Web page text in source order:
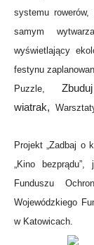
systemu
samym
wyświetlający
festynu
Puzzle,
wiatrak,
Projekt „Zadbaj o
„Kino
Funduszu
Wojewódzkiego
w Katowicach.